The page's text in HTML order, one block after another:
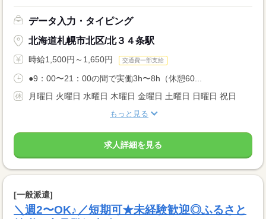
データ入力・タイピング
北海道札幌市北区/北３４条駅
時給1,500円～1,650円 交通費一部支給
●9：00〜21：00の間で実働3h〜8h（休憩60...
月曜日 火曜日 水曜日 木曜日 金曜日 土曜日 日曜日 祝日
もっと見る
求人詳細を見る
[一般派遣]
＼週2〜OK♪／短期可★未経験歓迎◎ふるさと